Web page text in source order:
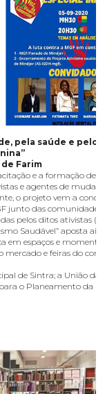
pela saúde e
Farim
e a formação de
e agentes de
o projeto vem a
junto das comunidades
pelos ditos ativistas
Saudável” aposta
em espaços e
e feiras do
de Sintra; a União das
o Planeamento da